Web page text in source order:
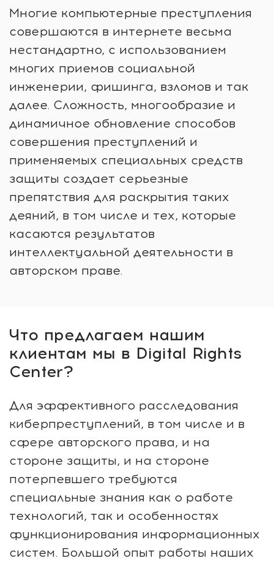
Многие компьютерные преступления
совершаются в интернете весьма
нестандартно, с использованием
многих приемов социальной
инженерии, фишинга, взломов и так
далее. Сложность, многообразие и
динамичное обновление способов
совершения преступлений и
применяемых специальных средств
защиты создает серьезные
препятствия для раскрытия таких
деяний, в том числе и тех, которые
касаются результатов
интеллектуальной деятельности в
авторском праве.
Что предлагаем нашим
клиентам мы в Digital Rights
Center?​​
Для эффективного расследования
киберпреступлений, в том числе и в
сфере авторского права, и на
стороне защиты, и на стороне
потерпевшего требуются
специальные знания как о работе
технологий, так и особенностях
функционирования информационных
систем. Большой опыт работы наших